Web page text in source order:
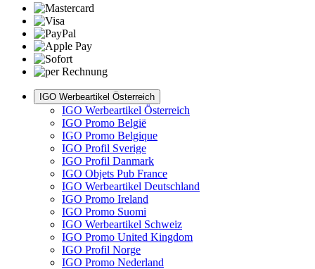
IGO Werbeartikel Österreich
IGO Werbeartikel Österreich
IGO Promo België
IGO Promo Belgique
IGO Profil Sverige
IGO Profil Danmark
IGO Objets Pub France
IGO Werbeartikel Deutschland
IGO Promo Ireland
IGO Promo Suomi
IGO Werbeartikel Schweiz
IGO Promo United Kingdom
IGO Profil Norge
IGO Promo Nederland